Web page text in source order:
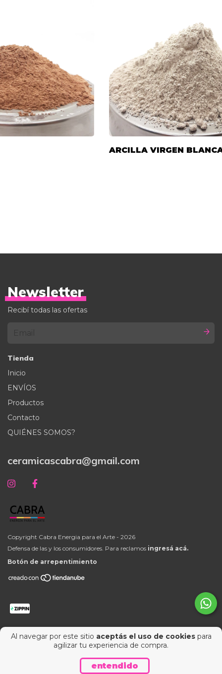
Al navegar por este sitio aceptás el uso de cookiespara
agilizar tu experiencia de compra.
entendido
ARCILLA VIRGEN
Newsletter
Recibí todas las ofertas
Tienda
Inicio
ENVÍOS
Productos
Contacto
QUIÉNES SOMOS?
ceramicascabra@gmail.com
Copyright Cabra Energia para el Arte - 2026
Defensa de las y los consumidores. Para reclamos ingresá acá.
Botón de arrepentimiento